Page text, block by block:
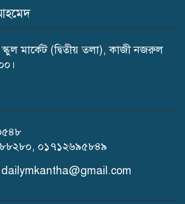
ফ্রি ব্লাড গ্রুপিং ক্যাম্পেইন
গোপালপুরে কৃষক দলের বিজয়
বাসের চাপায় পথচারী নারীর মৃত্যু
স্কুল মার্কেট (দ্বিতীয় তলা), কাজী নজরুল
০১৭১২৬৯৫৮৪৯
dailymkantha@gmail.com